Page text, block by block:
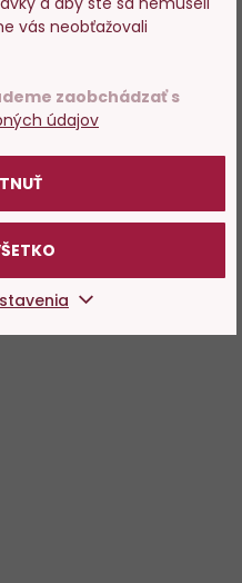
vás neobťažovali
zaobchádzať s
údajov
Prosím
už bolo 18